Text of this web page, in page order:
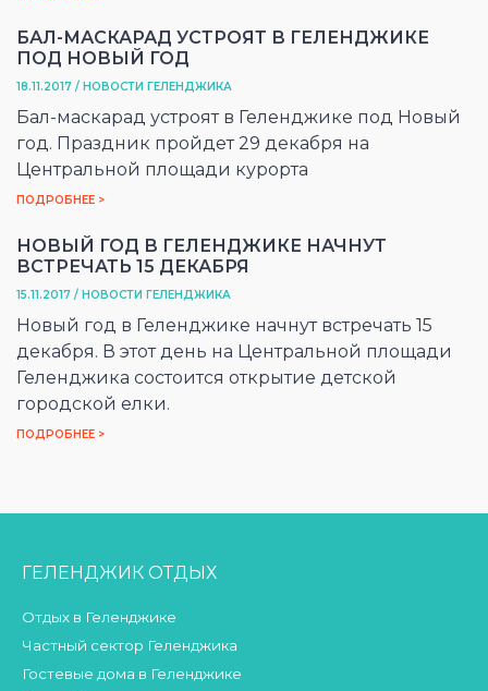
БАЛ-МАСКАРАД УСТРОЯТ В ГЕЛЕНДЖИКЕ
ПОД НОВЫЙ ГОД
18.11.2017 / НОВОСТИ ГЕЛЕНДЖИКА
Бал-маскарад устроят в Геленджике под Новый
год. Праздник пройдет 29 декабря на
Центральной площади курорта
ПОДРОБНЕЕ >
НОВЫЙ ГОД В ГЕЛЕНДЖИКЕ НАЧНУТ
ВСТРЕЧАТЬ 15 ДЕКАБРЯ
15.11.2017 / НОВОСТИ ГЕЛЕНДЖИКА
Новый год в Геленджике начнут встречать 15
декабря. В этот день на Центральной площади
Геленджика состоится открытие детской
городской елки.
ПОДРОБНЕЕ >
ГЕЛЕНДЖИК ОТДЫХ
Отдых в Геленджике
Частный сектор Геленджика
Гостевые дома в Геленджике